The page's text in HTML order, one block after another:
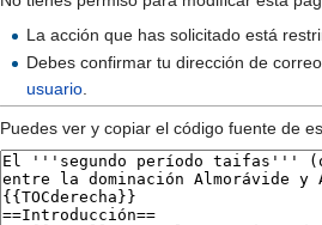
La acción que has solicitado está
Debes confirmar tu dirección de
usuario
Puedes ver y copiar el código fuente de